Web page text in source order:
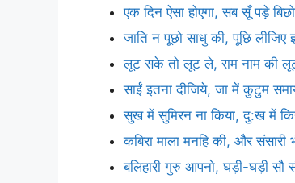
एक दिन ऐसा होएगा, सब सूँ पड़े
जाति न पूछो साधु की, पूछि लीजिए
लूट सके तो लूट ले, राम नाम की
साईं इतना दीजिये, जा में कुटुम
सुख में सुमिरन ना किया, दु:ख में
कबिरा माला मनहि की, और
बलिहारी गुरु आपनो, घड़ी-घड़ी सौ